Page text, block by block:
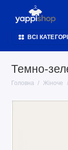
ВСІ КАТЕГОРІЇ
Темно-
Головна Жіноче